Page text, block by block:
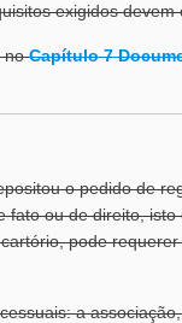
exigidos
noCapítulo 7
o pedido de
ou de direito,
pode
a